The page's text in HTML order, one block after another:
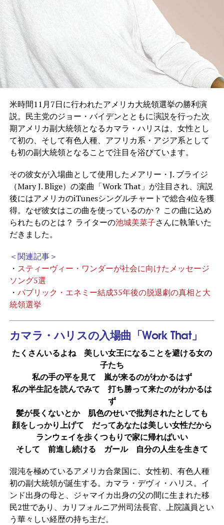
米時間11月7日に行われたアメリカ大統領選挙の勝利演
説。民主党のジョー・バイデンとともに演説を行った次
期アメリカ副大統領となるカマラ・ハリスは、女性とし
て初の、そして有色人種、アフリカ系・アジア系として
も初の副大統領となることで注目を浴びています。
その彼女が入場曲として使用したメアリー・J. ブライジ
（Mary J. Blige）の楽曲「Work That」が注目され、演説
後にはアメリカのiTunesシングルチャートで総合4位を獲
得。なぜ彼女はこの曲を使っているのか？ この曲に込め
られたものとは？ ライターの池城美菜子さんに執筆いた
だきました。
＜関連記事＞
・ スティーヴィー・ワンダーが社会に向けたメッセージ
ソング5選
・ パブリック・エネミー結成35年後の脱退劇の真相と大
統領選挙
カマラ・ハリスの入場曲「Work That」
たくさんいるよね 美しい女王になることを避ける女の
子たち
私の手の平を見て 嵐が来るのがわかるはず
私の半生記を読んでみて 打ち勝って来たのがわかるは
ず
髪が長くないとか 肌色のせいで批判されたとしても
顔をしっかり上げて だってあなたは美しい女性だから
ランウェイを歩くつもりで家に帰ればいい
そして 前進し続ける ガール 自分の人生を生きて
混沌を極めているアメリカ合衆国に、女性初、有色人種
初の副大統領が誕生する。カマラ・デヴィ・ハリス。イ
ンド出身の母と、ジャマイカ出身の父の間に生まれた移
民2世であり、カリフォルニア州司法長官、上院議員とい
う華々しい経歴の持ち主だ。